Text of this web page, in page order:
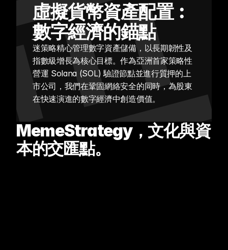
虛擬貨幣資產配置︰
數字經濟的錨點
迷策略精心管理數字資產儲備，以長期韌性及
指數級增長為核心目標。作為亞洲首家策略性
營運 Solana (SOL) 驗證節點並進行質押的上
市公司，我們在鞏固網絡安全的同時，為股東
在快速演進的數字經濟中創造價值。
MemeStrategy，文化與資
本的交匯點。